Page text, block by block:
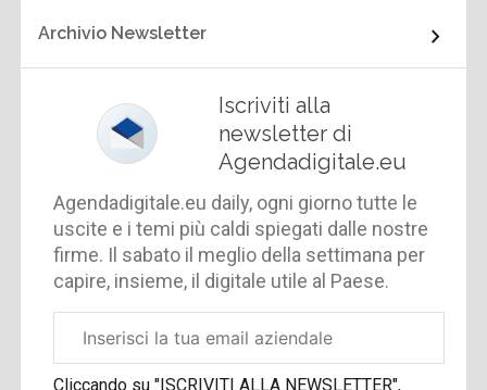
Archivio Newsletter
Iscriviti alla
newsletter di
Agendadigitale.eu
Agendadigitale.eu daily, ogni giorno tutte le
uscite e i temi più caldi spiegati dalle nostre
firme. Il sabato il meglio della settimana per
capire, insieme, il digitale utile al Paese.
aziendale
Cliccando su "ISCRIVITI ALLA NEWSLETTER",